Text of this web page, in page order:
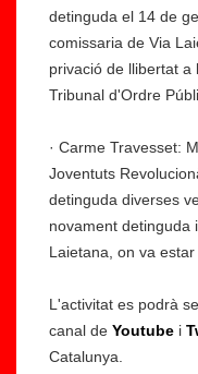
detinguda el 14 de
comissaria de Via
privació de llibertat
Tribunal d'Ordre
· Carme Travesset:
Joventuts
detinguda diverses
novament detinguda
Laietana, on va
L'activitat es podrà
canal de Youtube i
Catalunya.